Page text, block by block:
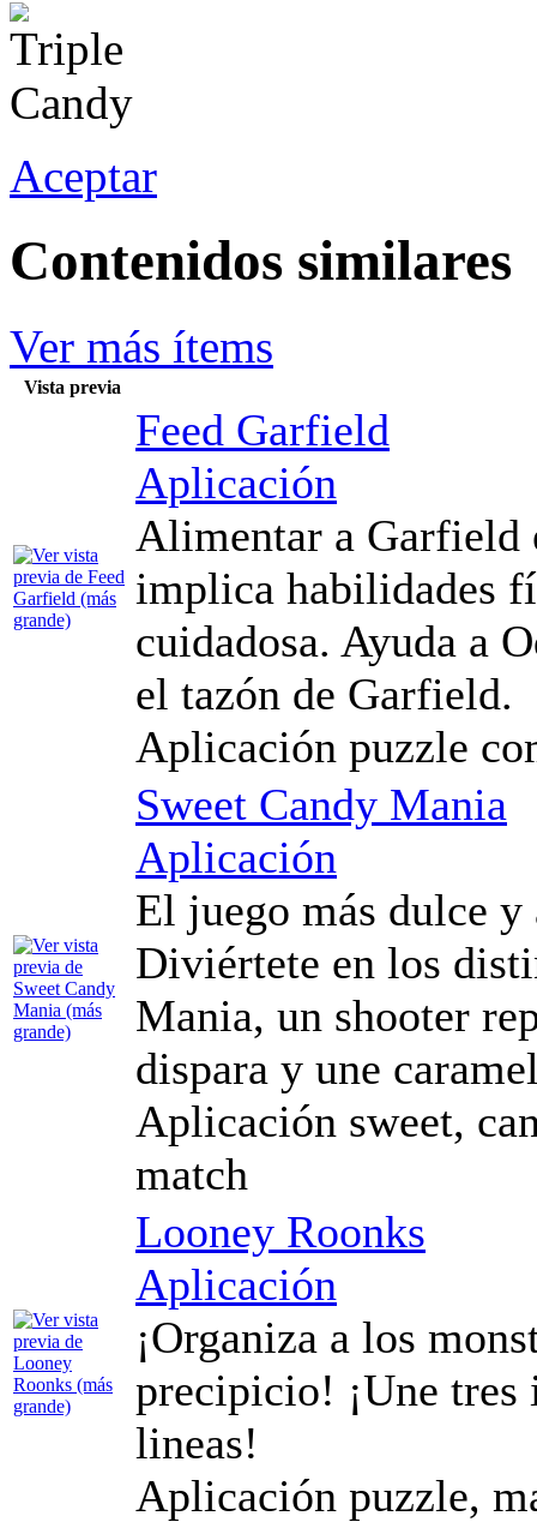
Aceptar
Contenidos similares
Ver más ítems
Vista previa
Feed Garfield
Aplicación
Alimentar a Garfield
implica habilidades
cuidadosa. Ayuda a
el tazón de Garfield.
Aplicación puzzle
Sweet Candy Mania
Aplicación
El juego más dulce
Diviértete en los
Mania, un shooter
dispara y une
Aplicación sweet,
match
Looney Roonks
Aplicación
¡Organiza a los
precipicio! ¡Une tres
lineas!
Aplicación puzzle,